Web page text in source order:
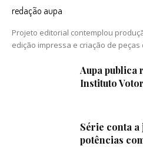
redação aupa
Projeto editorial contemplou
edição impressa e criação de
Aupa publica
Instituto
Série conta
potências